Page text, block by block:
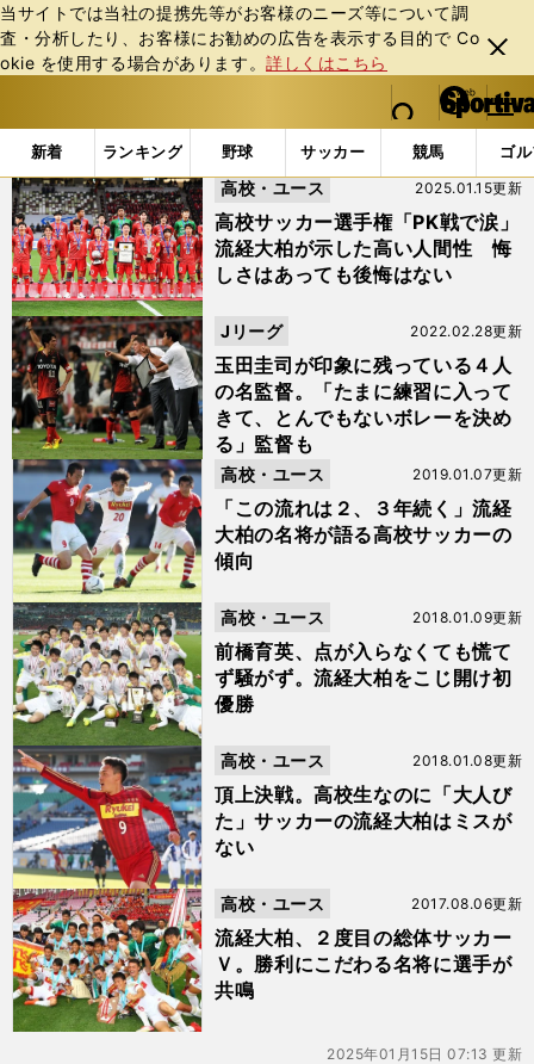
当サイトでは当社の提携先等がお客様のニーズ等について調
査・分析したり、お客様にお勧めの広告を表⽰する⽬的で Co
okie を使⽤する場合があります。詳しくはこちら
閉じ
る
web Sportiva (webスポルティーバ)
検索
マイペ
ー
ジ
メニュ
新着 ランキング 野球 サッカー 競馬 ゴ
b
ス
ポ
ル
テ
ィ
ー
バ
「#本田裕一郎」の最新ニュース・ 情報
高校サッカー選手権「PK戦で涙」
流経大柏が示した高い人間性 悔
しさはあっても後悔はない
2025.01.15更新
高校・ユース
玉田圭司が印象に残っている４人
の名監督。「たまに練習に入って
きて、とんでもないボレーを決め
る」監督も
2022.02.28更新
Jリーグ
「この流れは２、３年続く」流経
大柏の名将が語る高校サッカーの
傾向
2019.01.07更新
高校・ユース
前橋育英、点が入らなくても慌て
ず騒がず。流経大柏をこじ開け初
優勝
2018.01.09更新
高校・ユース
頂上決戦。高校生なのに「大人び
た」サッカーの流経大柏はミスが
ない
2018.01.08更新
高校・ユース
流経大柏、２度目の総体サッカー
Ｖ。勝利にこだわる名将に選手が
共鳴
2017.08.06更新
高校・ユース
2025年01月15日 07:13 更新